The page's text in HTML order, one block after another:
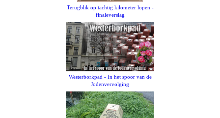
Terugblik op tachtig kilometer lopen -
finaleverslag
Westerborkpad - In het spoor van de
Jodenvervolging